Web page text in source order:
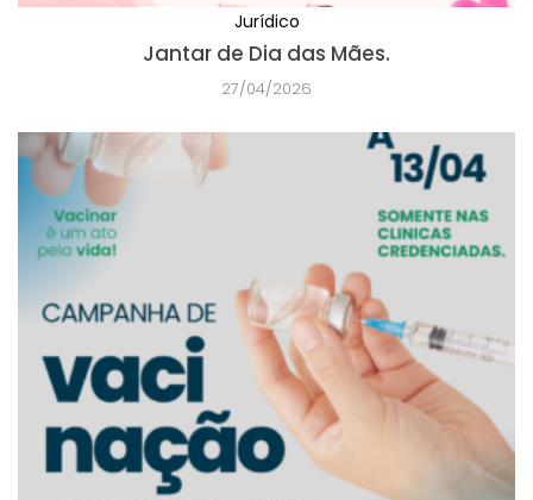
Jurídico
Jantar de Dia das Mães.
27/04/2026